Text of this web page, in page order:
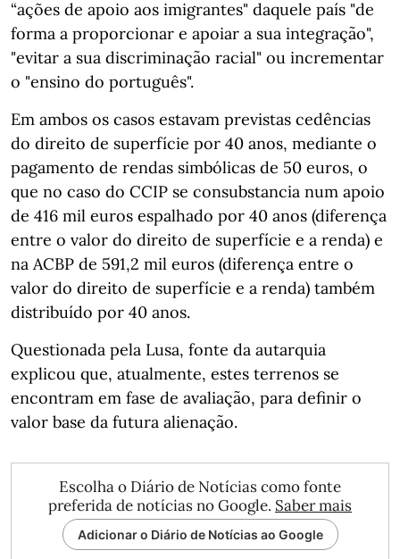
“ações de apoio aos imigrantes" daquele país "de
forma a proporcionar e apoiar a sua integração",
"evitar a sua discriminação racial" ou incrementar
o "ensino do português".
Em ambos os casos estavam previstas cedências
do direito de superfície por 40 anos, mediante o
pagamento de rendas simbólicas de 50 euros, o
que no caso do CCIP se consubstancia num apoio
de 416 mil euros espalhado por 40 anos (diferença
entre o valor do direito de superfície e a renda) e
na ACBP de 591,2 mil euros (diferença entre o
valor do direito de superfície e a renda) também
distribuído por 40 anos.
Questionada pela Lusa, fonte da autarquia
explicou que, atualmente, estes terrenos se
encontram em fase de avaliação, para definir o
valor base da futura alienação.
Escolha o Diário de Notícias como fonte
preferida de notícias no Google. Saber mais
Adicionar o Diário de Notícias ao Google